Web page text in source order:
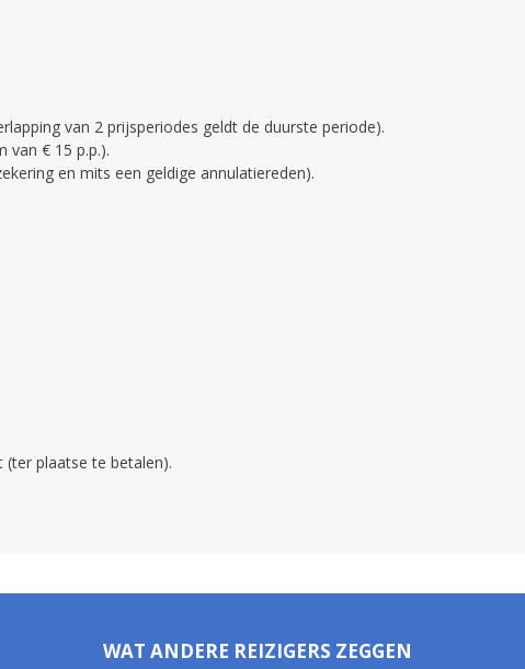
van 2 prijsperiodes geldt de duurste periode).
van € 15 p.p.).
en mits een geldige annulatiereden).
plaatse te betalen).